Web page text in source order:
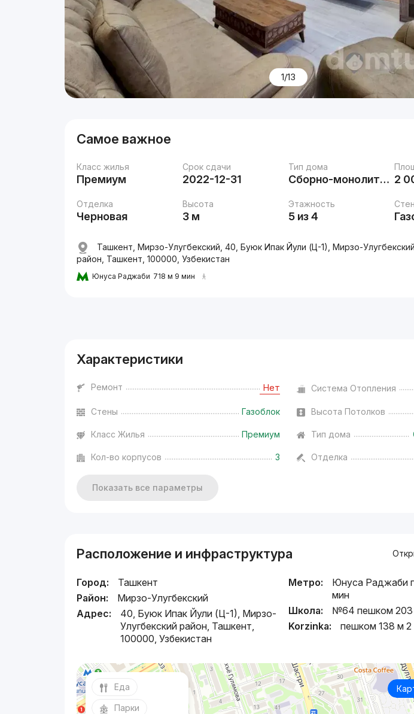
1/13
Самое важное
Класс жилья
Премиум
Срок сдачи
2022-12-31
Тип дома
Сборно-монолитный 2
Отделка
Черновая
Высота
3 м
Этажность
5 из 4
Ташкент, Мирзо-Улугбекский, 40, Буюк Ипак Йули (Ц-1), Мирзо-Улугбекский
район, Ташкент, 100000, Узбекистан
Юнуса Раджаби 718 м 9 мин
Характеристики
Ремонт Нет Система Отопления
Стены Газоблок Высота Потолков
Класс Жилья Премиум Тип дома
Кол-во корпусов 3 Отделка
Показать все параметры
Расположение и инфраструктура
Город:
Ташкент
Район:
Мирзо-Улугбекский
Адрес:
40, Буюк Ипак Йули (Ц-1), Мирзо-
Улугбекский район, Ташкент,
100000, Узбекистан
Метро:
Юнуса Раджаби
мин
Школа:
№64 пешком 203
Korzinka:
пешком 138 м 2
Еда
Парки